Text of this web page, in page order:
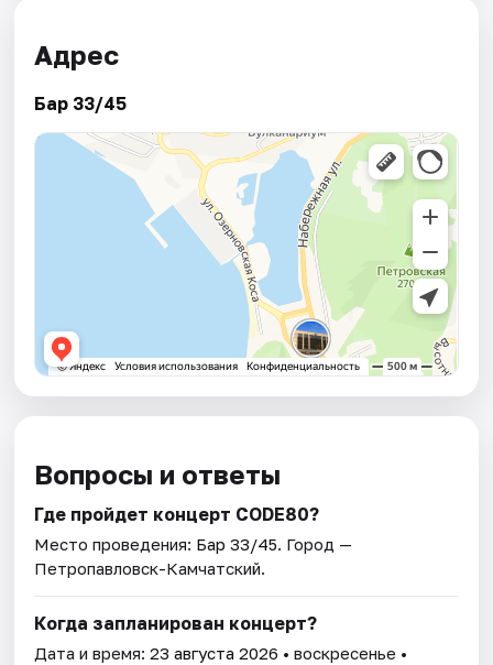
Адрес
Бар 33/45
Вопросы и ответы
Где пройдет концерт CODE80?
Место проведения: Бар 33/45. Город —
Петропавловск-Камчатский.
Когда запланирован концерт?
Дата и время:23 августа 2026 • воскресенье •